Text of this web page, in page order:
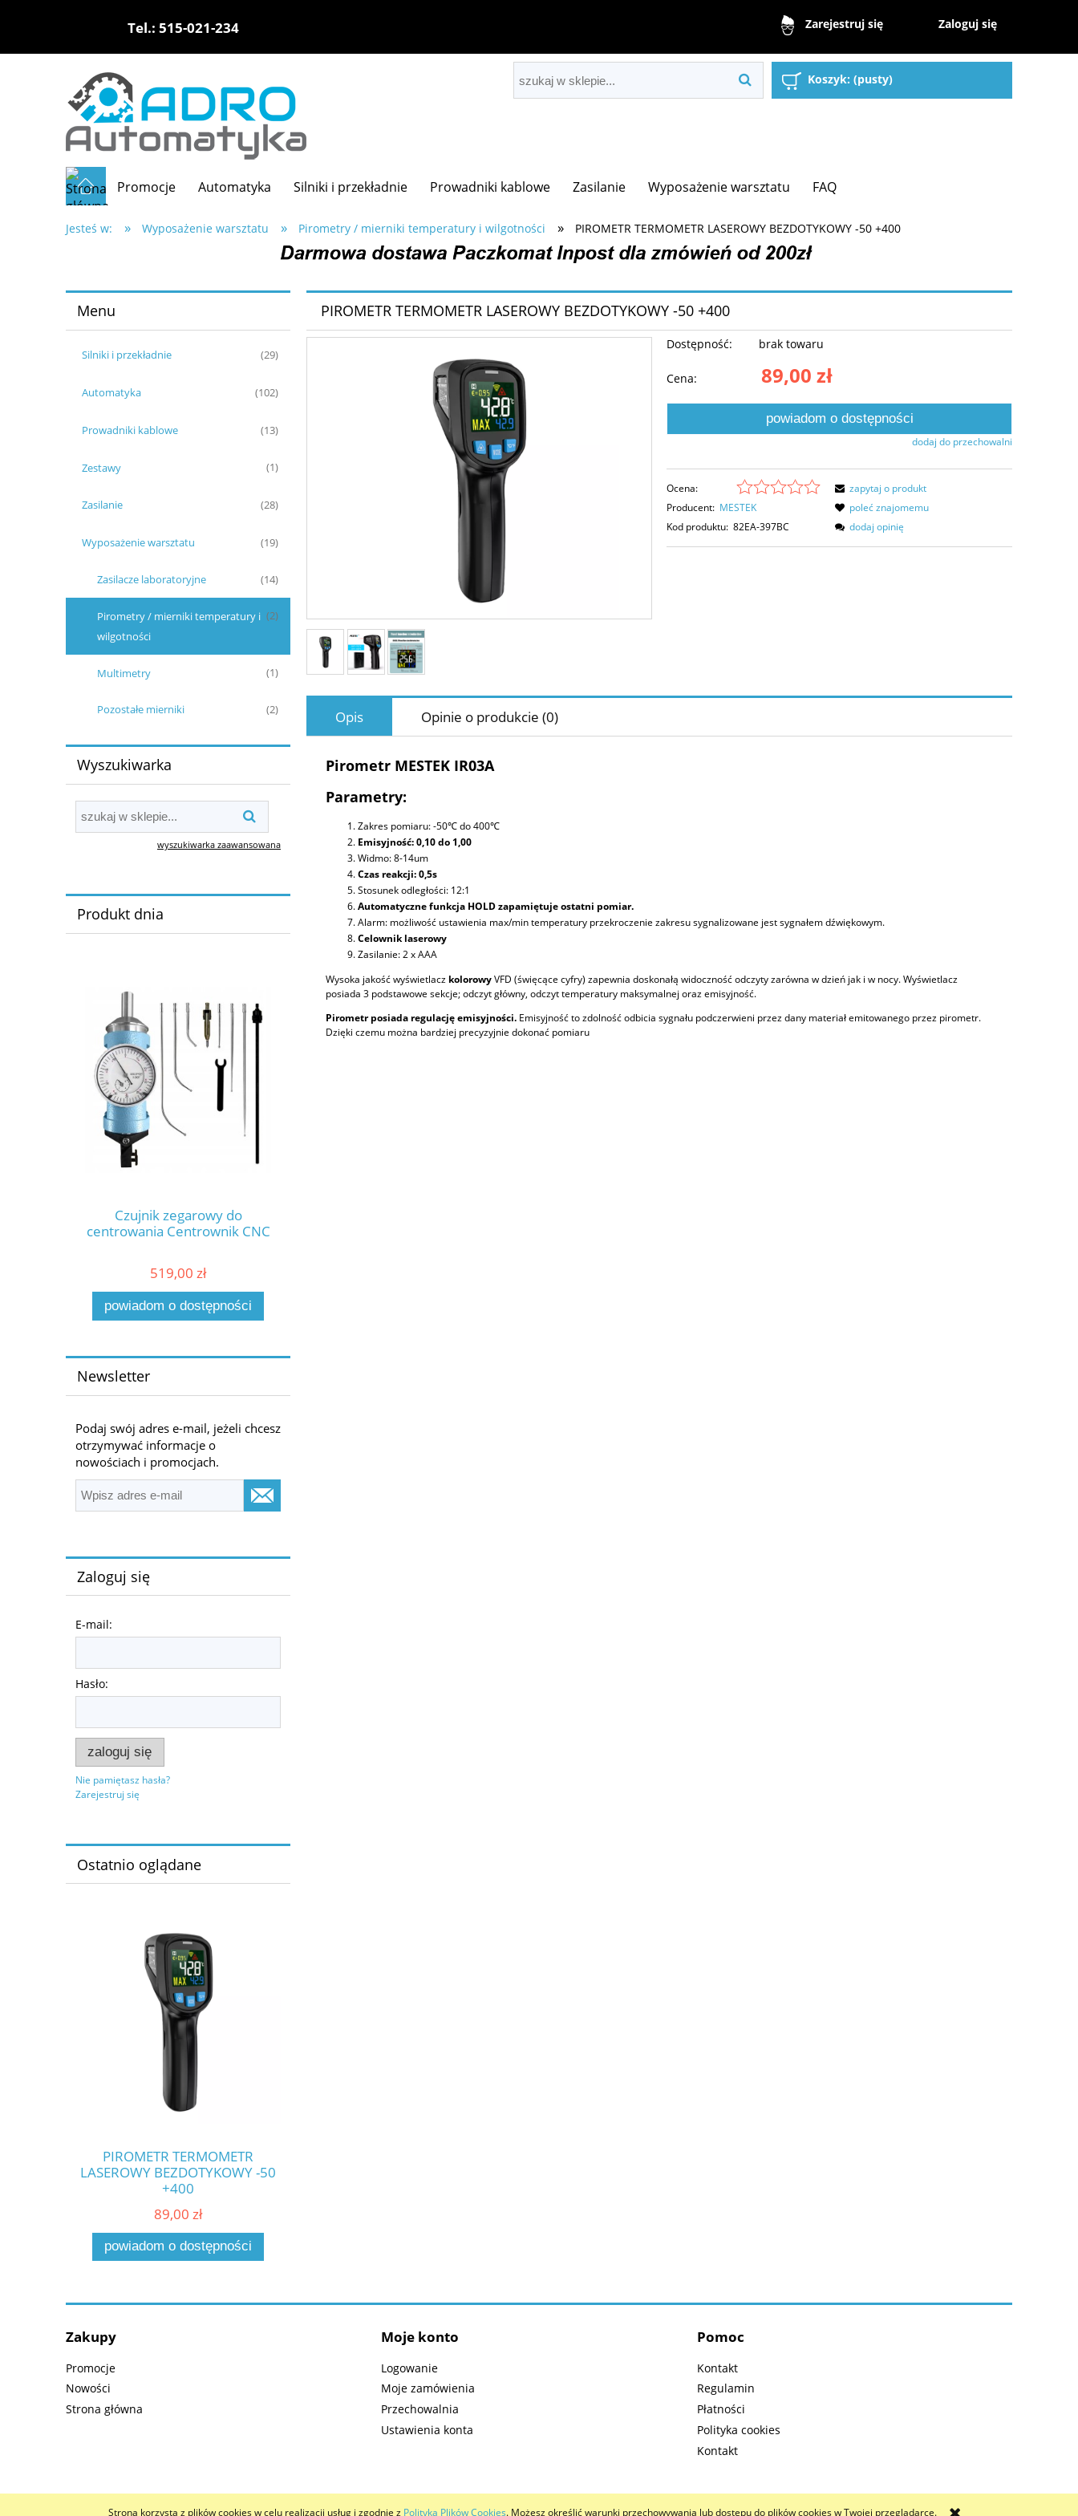
Strona korzysta z plików cookies w celu realizacji usług i zgodnie z Polityką Plików Cookies. Możesz określić warunki przechowywania lub dostępu do plików cookies w Twojej przeglądarce.
Tel.: 515-021-234 Zarejestruj się Zaloguj się
Koszyk: (pusty)
Promocje Automatyka Silniki i przekładnie Prowadniki kablowe Zasilanie Wyposażenie warsztatu FAQ
Jesteś w: » Wyposażenie warsztatu » Pirometry / mierniki temperatury i wilgotności » PIROMETR TERMOMETR LASEROWY BEZDOTYKOWY -50 +400
Menu
Silniki i przekładnie (29)
Automatyka (102)
Prowadniki kablowe (13)
Zestawy (1)
Zasilanie (28)
Wyposażenie warsztatu (19)
Zasilacze laboratoryjne (14)
Pirometry / mierniki temperatury i
wilgotności
(2)
Multimetry (1)
Pozostałe mierniki (2)
Wyszukiwarka
wyszukiwarka zaawansowana
Produkt dnia
Czujnik zegarowy do
centrowania Centrownik CNC
519,00 zł
powiadom o dostępności
Newsletter
Podaj swój adres e-mail, jeżeli chcesz
otrzymywać informacje o
nowościach i promocjach.
Zaloguj się
E-mail:
Hasło:
zaloguj się
Nie pamiętasz hasła?
Zarejestruj się
Ostatnio oglądane
PIROMETR TERMOMETR
LASEROWY BEZDOTYKOWY -50
+400
89,00 zł
powiadom o dostępności
PIROMETR TERMOMETR LASEROWY BEZDOTYKOWY -50 +400
Dostępność: brak towaru
Cena: 89,00 zł
powiadom o dostępności
dodaj do przechowalni
Ocena:
Producent: MESTEK
Kod produktu: 82EA-397BC
zapytaj o produkt
poleć znajomemu
dodaj opinię
Opis Opinie o produkcie (0)
Pirometr MESTEK IR03A
Parametry:
Zakres pomiaru: -50℃ do 400℃
Emisyjność: 0,10 do 1,00
Widmo: 8-14um
Czas reakcji: 0,5s
Stosunek odległości: 12:1
Automatyczne funkcja HOLD zapamiętuje ostatni pomiar.
Alarm: możliwość ustawienia max/min temperatury przekroczenie zakresu sygnalizowane jest sygnałem dźwiękowym.
Celownik laserowy
Zasilanie: 2 x AAA
Wysoka jakość wyświetlacz kolorowyVFD (święcące cyfry) zapewnia doskonałą widoczność odczyty zarówna w dzień jak i w nocy. Wyświetlacz
posiada 3 podstawowe sekcje; odczyt główny, odczyt temperatury maksymalnej oraz emisyjność.
Pirometr posiada regulację emisyjności. Emisyjność to zdolność odbicia sygnału podczerwieni przez dany materiał emitowanego przez pirometr.
Dzięki czemu można bardziej precyzyjnie dokonać pomiaru
Zakupy
Promocje
Nowości
Strona główna
Moje konto
Logowanie
Moje zamówienia
Przechowalnia
Ustawienia konta
Pomoc
Kontakt
Regulamin
Płatności
Polityka cookies
Kontakt